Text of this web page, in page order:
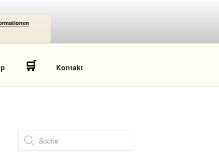
🛒 Kontakt
Products
search